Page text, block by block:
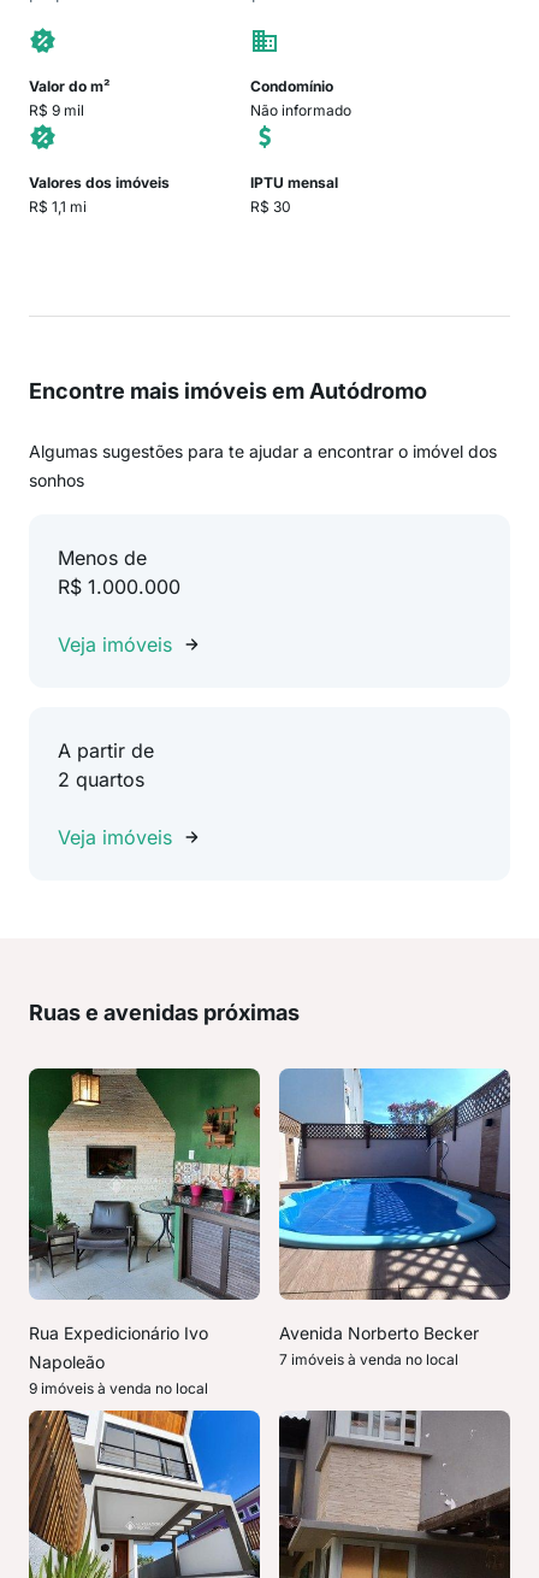
Valor do m²
R$ 9 mil
Condomínio
Não informado
Valores dos imóveis
R$ 1,1 mi
IPTU mensal
R$ 30
Encontre mais imóveis em Autódromo
Algumas sugestões para te ajudar a encontrar o imóvel dos
sonhos
Menos de
R$ 1.000.000
Veja imóveis
A partir de
2 quartos
Veja imóveis
Ruas e avenidas próximas
Rua Expedicionário Ivo
Napoleão
9 imóveis à venda no local
Avenida Norberto Becker
7 imóveis à venda no local